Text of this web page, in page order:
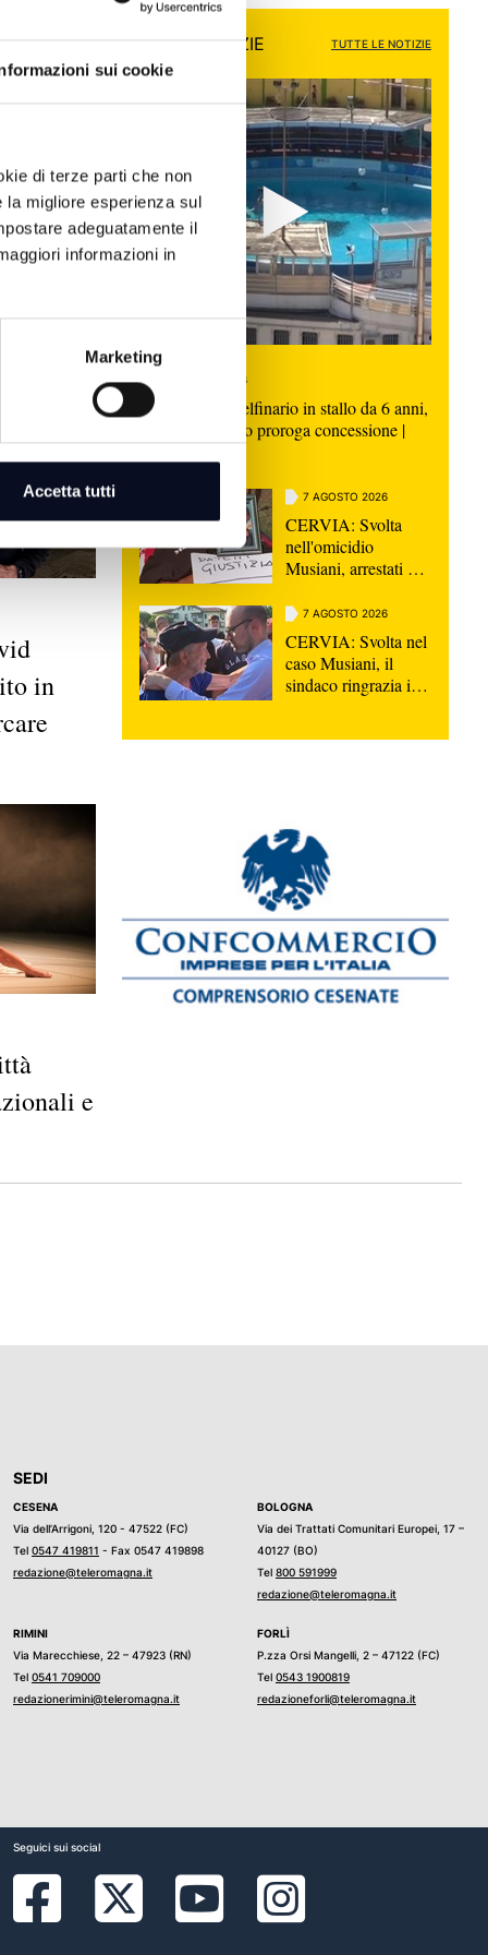
sui cookie
di terze parti che non
la migliore esperienza sul
adeguatamente il
informazioni in
Marketing
Accetta tutti
rafforzando il dialogo con
e le sue
Una stagione
Calandrelli.
in
e
ALTRE NOTIZIE TUTTE LE NOTIZIE
7 AGOSTO 2026
RIMINI: Ex Delfinario in stallo da 6 anni,
gestori chiedono proroga concessione |
7 AGOSTO 2026
CERVIA: Svolta
nell'omicidio
Musiani, arrestati 4
7 AGOSTO 2026
CERVIA: Svolta nel
caso Musiani, il
sindaco ringrazia i
SEDI
CESENA
Via dell’Arrigoni, 120 - 47522 (FC)
Tel 0547 419811 - Fax 0547 419898
redazione@teleromagna.it
BOLOGNA
Via dei Trattati Comunitari Europei, 17 –
40127 (BO)
Tel 800 591999
redazione@teleromagna.it
RIMINI
Via Marecchiese, 22 – 47923 (RN)
Tel 0541 709000
redazionerimini@teleromagna.it
FORLÌ
P.zza Orsi Mangelli, 2 – 47122 (FC)
Tel 0543 1900819
redazioneforli@teleromagna.it
Seguici sui social